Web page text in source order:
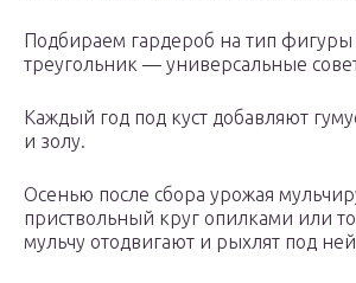
Подбираем гардероб на тип
треугольник — универсальные
Каждый год под куст добавляют
и золу.
Осенью после сбора урожая
приствольный круг опилками или
мульчу отодвигают и рыхлят под